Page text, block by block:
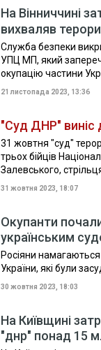
На Вінниччині
вихваляв
Служба безпеки
УПЦ МП, який
окупацію частини
21 листопада 2023, 13:36
"Суд ДНР" виніс
31 жовтня "суд"
трьох бійців
Залевського,
31 жовтня 2023, 18:07
Окупанти
українським
Росіяни
України, які були
30 жовтня 2023, 18:03
На Київщині
"днр" понад 15